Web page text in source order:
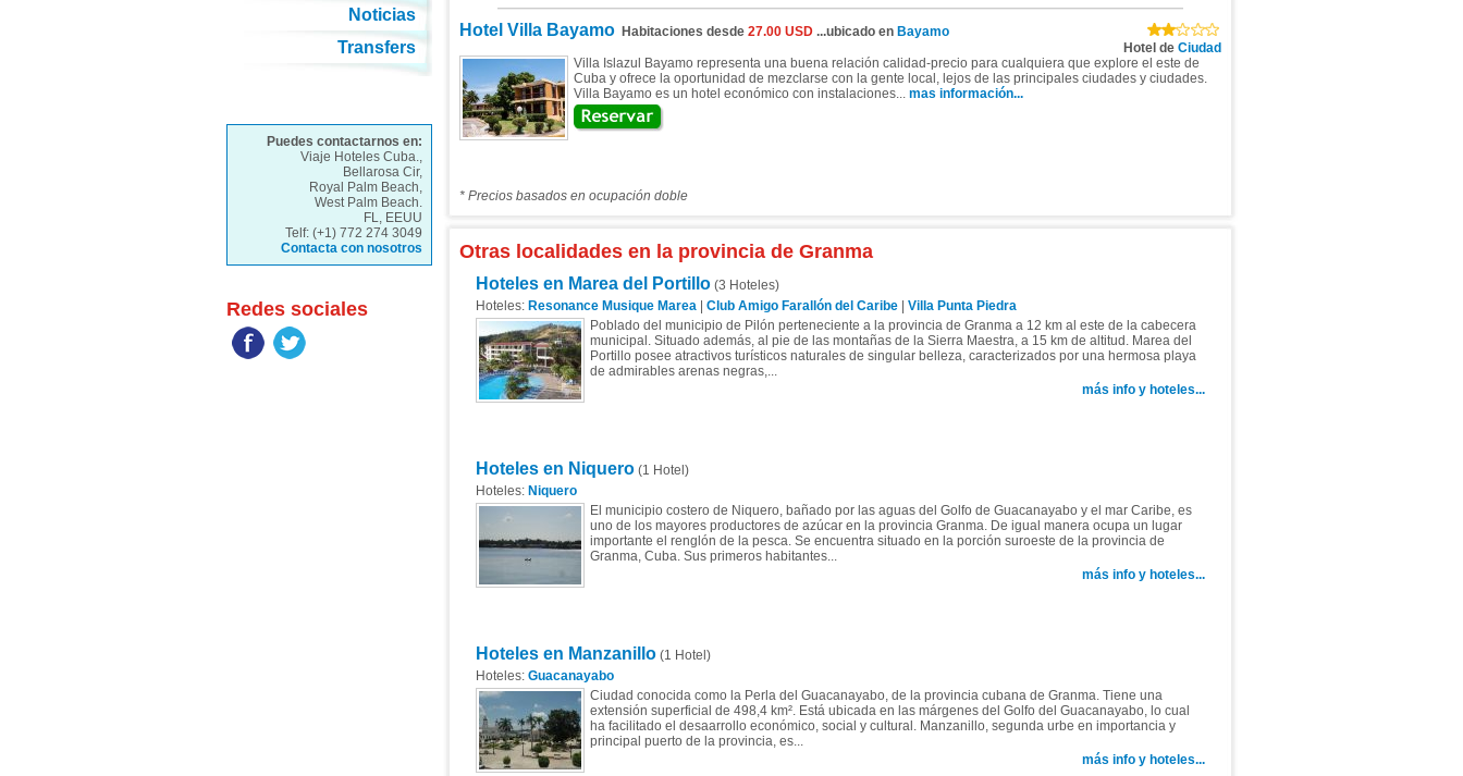
Hotel Villa BayamoHabitaciones desde 27.00 USD...ubicado en Bayamo
Hotel de Ciudad
Villa Islazul Bayamo representa una buena relación calidad-precio para cualquiera que explore el este de
Cuba y ofrece la oportunidad de mezclarse con la gente local, lejos de las principales ciudades y ciudades.
Villa Bayamo es un hotel económico con instalaciones... mas información...
* Precios basados en ocupación doble
Otras localidades en la provincia de Granma
Hoteles en Marea del Portillo(3 Hoteles)
Hoteles: Resonance Musique Marea| Club Amigo Farallón del Caribe| Villa Punta Piedra
Poblado del municipio de Pilón perteneciente a la provincia de Granma a 12 km al este de la cabecera
municipal. Situado además, al pie de las montañas de la Sierra Maestra, a 15 km de altitud. Marea del
Portillo posee atractivos turísticos naturales de singular belleza, caracterizados por una hermosa playa
de admirables arenas negras,...
más info y hoteles...
Hoteles en Niquero(1 Hotel)
Hoteles: Niquero
El municipio costero de Niquero, bañado por las aguas del Golfo de Guacanayabo y el mar Caribe, es
uno de los mayores productores de azúcar en la provincia Granma. De igual manera ocupa un lugar
importante el renglón de la pesca. Se encuentra situado en la porción suroeste de la provincia de
Granma, Cuba. Sus primeros habitantes...
más info y hoteles...
Hoteles en Manzanillo(1 Hotel)
Hoteles: Guacanayabo
Ciudad conocida como la Perla del Guacanayabo, de la provincia cubana de Granma. Tiene una
extensión superficial de 498,4 km². Está ubicada en las márgenes del Golfo del Guacanayabo, lo cual
ha facilitado el desaarrollo económico, social y cultural. Manzanillo, segunda urbe en importancia y
principal puerto de la provincia, es...
más info y hoteles...
Noticias
Transfers
Puedes contactarnos en:
Viaje Hoteles Cuba.,
Bellarosa Cir,
Royal Palm Beach,
West Palm Beach.
FL, EEUU
Telf: (+1) 772 274 3049
Contacta con nosotros
Redes sociales